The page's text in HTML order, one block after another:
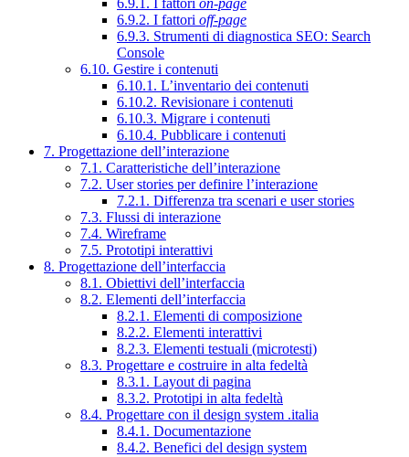
6.9.1. I fattori on-page
6.9.2. I fattori off-page
6.9.3. Strumenti di diagnostica SEO: Search
Console
6.10. Gestire i contenuti
6.10.1. L’inventario dei contenuti
6.10.2. Revisionare i contenuti
6.10.3. Migrare i contenuti
6.10.4. Pubblicare i contenuti
7. Progettazione dell’interazione
7.1. Caratteristiche dell’interazione
7.2. User stories per definire l’interazione
7.2.1. Differenza tra scenari e user stories
7.3. Flussi di interazione
7.4. Wireframe
7.5. Prototipi interattivi
8. Progettazione dell’interfaccia
8.1. Obiettivi dell’interfaccia
8.2. Elementi dell’interfaccia
8.2.1. Elementi di composizione
8.2.2. Elementi interattivi
8.2.3. Elementi testuali (microtesti)
8.3. Progettare e costruire in alta fedeltà
8.3.1. Layout di pagina
8.3.2. Prototipi in alta fedeltà
8.4. Progettare con il design system .italia
8.4.1. Documentazione
8.4.2. Benefici del design system